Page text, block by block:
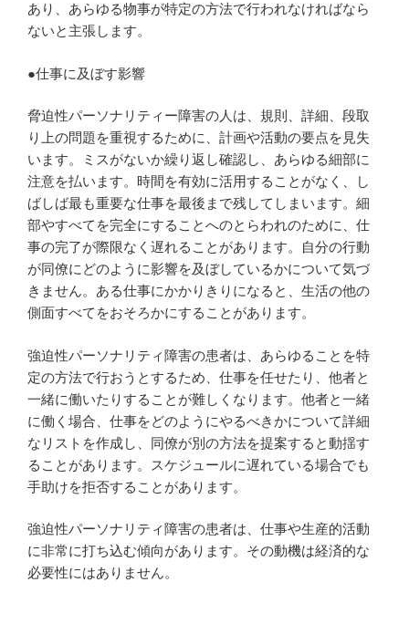
あり、あらゆる物事が特定の方法で行われなければなら
ないと主張します。
●仕事に及ぼす影響
脅迫性パーソナリティー障害の人は、規則、詳細、段取
り上の問題を重視するために、計画や活動の要点を見失
います。ミスがないか繰り返し確認し、あらゆる細部に
注意を払います。時間を有効に活用することがなく、し
ばしば最も重要な仕事を最後まで残してしまいます。細
部やすべてを完全にすることへのとらわれのために、仕
事の完了が際限なく遅れることがあります。自分の行動
が同僚にどのように影響を及ぼしているかについて気づ
きません。ある仕事にかかりきりになると、生活の他の
側面すべてをおそろかにすることがあります。
強迫性パーソナリティ障害の患者は、あらゆることを特
定の方法で行おうとするため、仕事を任せたり、他者と
一緒に働いたりすることが難しくなります。他者と一緒
に働く場合、仕事をどのようにやるべきかについて詳細
なリストを作成し、同僚が別の方法を提案すると動揺す
ることがあります。スケジュールに遅れている場合でも
手助けを拒否することがあります。
強迫性パーソナリティ障害の患者は、仕事や生産的活動
に非常に打ち込む傾向があります。その動機は経済的な
必要性にはありません。